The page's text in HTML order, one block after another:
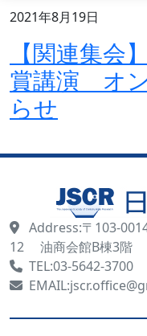
2021年8月19日
【関連集会
賞講演 オ
らせ
Address:〒103-
12 油商会館B棟3階
TEL:03-5642-3700